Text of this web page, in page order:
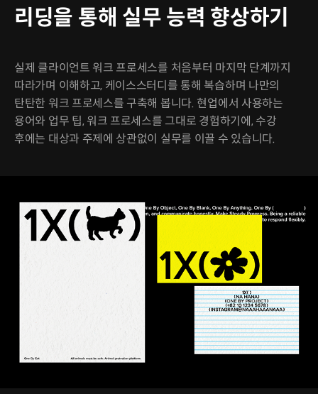
리딩을 통해 실무 능력 향상하기
실제 클라이언트 워크 프로세스를 처음부터 마지막 단계까지
따라가며 이해하고, 케이스스터디를 통해 복습하며 나만의
탄탄한 워크 프로세스를 구축해 봅니다. 현업에서 사용하는
용어와 업무 팁, 워크 프로세스를 그대로 경험하기에, 수강
후에는 대상과 주제에 상관없이 실무를 이끌 수 있습니다.